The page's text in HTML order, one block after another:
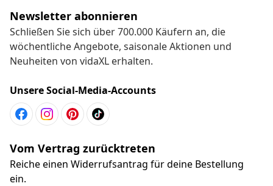
Newsletter abonnieren
Schließen Sie sich über 700.000 Käufern an, die
wöchentliche Angebote, saisonale Aktionen und
Neuheiten von vidaXL erhalten.
Unsere Social-Media-Accounts
Vom Vertrag zurücktreten
Reiche einen Widerrufsantrag für deine Bestellung
ein.